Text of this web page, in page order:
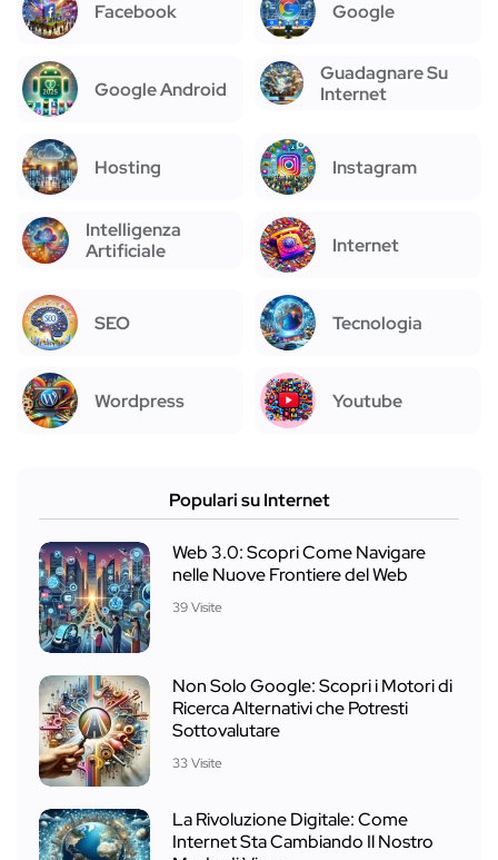
Facebook Google
Google Android
Guadagnare Su
Internet
Hosting Instagram
Intelligenza
Artificiale
Internet
SEO Tecnologia
Wordpress Youtube
Populari su Internet
Web 3.0: Scopri Come Navigare
nelle Nuove Frontiere del Web
39 Visite
Non Solo Google: Scopri i Motori di
Ricerca Alternativi che Potresti
Sottovalutare
33 Visite
La Rivoluzione Digitale: Come
Internet Sta Cambiando Il Nostro